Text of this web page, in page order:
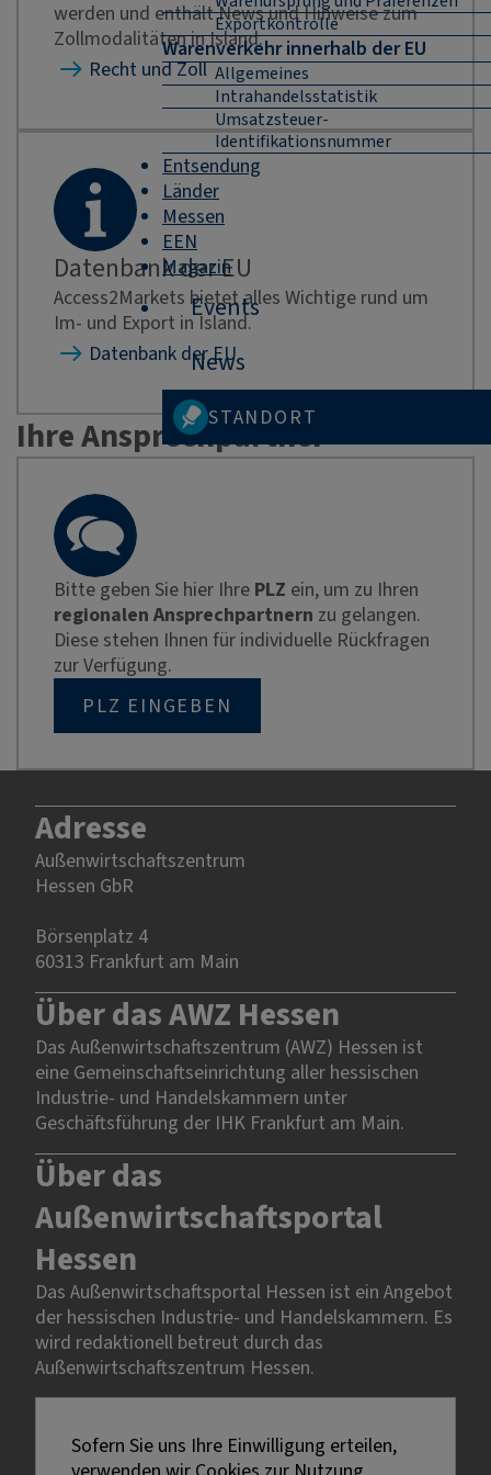
Exportkontrolle
Warenverkehr innerhalb der EU
Allgemeines
Intrahandelsstatistik
Umsatzsteuer-
Identifikationsnummer
Entsendung
Länder
Messen
EEN
Magazin
Events
News
STANDORT
werden und enthält News und Hinweise zum
Zollmodalitäten in Island.
Recht und Zoll
Datenbank der EU
Access2Markets bietet alles Wichtige rund um
Im- und Export in Island.
Datenbank der EU
Ihre Ansprechpartner
Bitte geben Sie hier Ihre PLZ ein, um zu Ihren
regionalen Ansprechpartnern zu gelangen.
Diese stehen Ihnen für individuelle Rückfragen
zur Verfügung.
PLZ EINGEBEN
Adresse
Außenwirtschaftszentrum
Hessen GbR
Börsenplatz 4
60313 Frankfurt am Main
Über das AWZ Hessen
Das Außenwirtschaftszentrum (AWZ) Hessen ist
eine Gemeinschaftseinrichtung aller hessischen
Industrie- und Handelskammern unter
Geschäftsführung der IHK Frankfurt am Main.
Über das
Außenwirtschaftsportal
Hessen
Das Außenwirtschaftsportal Hessen ist ein Angebot
der hessischen Industrie- und Handelskammern. Es
wird redaktionell betreut durch das
Außenwirtschaftszentrum Hessen.
Sofern Sie uns Ihre Einwilligung erteilen,